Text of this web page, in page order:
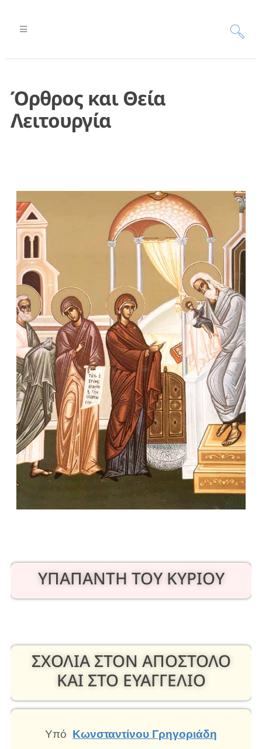
Όρθρος και Θεία
Λειτουργία
ΥΠΑΠΑΝΤΗ ΤΟΥ ΚΥΡΙΟΥ
ΣΧΟΛΙΑ ΣΤΟΝ ΑΠΟΣΤΟΛΟ
ΚΑΙ ΣΤΟ ΕΥΑΓΓΕΛΙΟ
Υπό Κωνσταντίνου Γρηγοριάδη